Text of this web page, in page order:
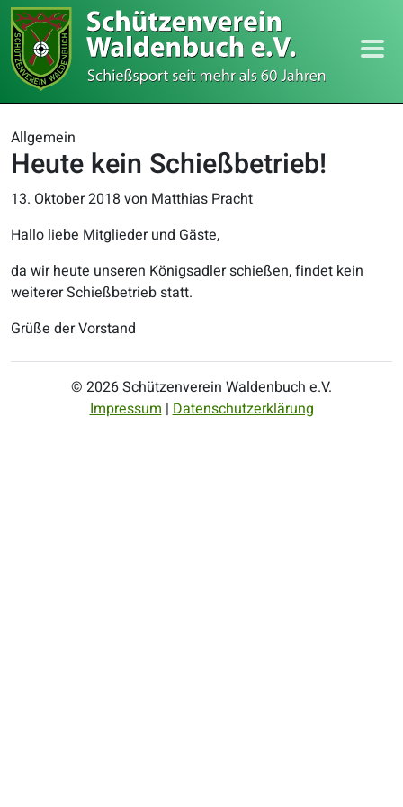
Allgemein
Heute kein Schießbetrieb!
13. Oktober 2018 von Matthias Pracht
Hallo liebe Mitglieder und Gäste,
da wir heute unseren Königsadler schießen, findet kein
weiterer Schießbetrieb statt.
Grüße der Vorstand
© 2026 Schützenverein Waldenbuch e.V.
Impressum|Datenschutzerklärung